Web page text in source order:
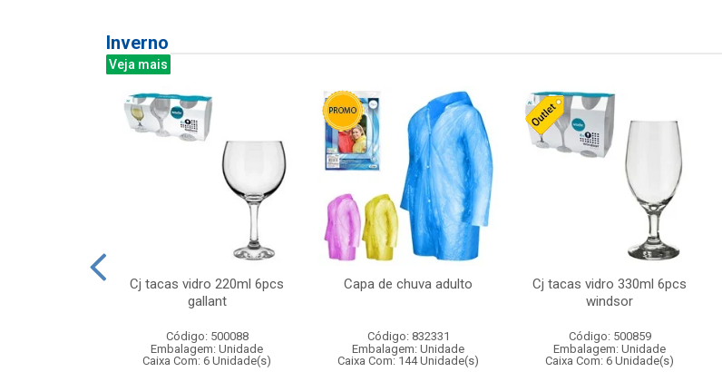
Inverno
Veja mais
Cj tacas vidro 220ml 6pcs
gallant
Código: 500088
Embalagem: Unidade
Caixa Com: 6 Unidade(s)
Capa de chuva adulto
Código: 832331
Embalagem: Unidade
Caixa Com: 144 Unidade(s)
Cj tacas vidro 330ml 6pcs
windsor
Código: 500859
Embalagem: Unidade
Caixa Com: 6 Unidade(s)